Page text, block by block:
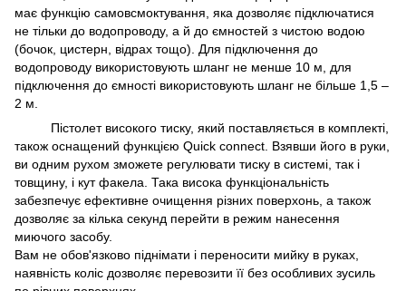
має функцію самовсмоктування, яка дозволяє підключатися
не тільки до водопроводу, а й до ємностей з чистою водою
(бочок, цистерн, відрах тощо). Для підключення до
водопроводу використовують шланг не менше 10 м, для
підключення до ємності використовують шланг не більше 1,5 –
2 м.
Пістолет високого тиску, який поставляється в комплекті,
також оснащений функцією Quick connect. Взявши його в руки,
ви одним рухом зможете регулювати тиску в системі, так і
товщину, і кут факела. Така висока функціональність
забезпечує ефективне очищення різних поверхонь, а також
дозволяє за кілька секунд перейти в режим нанесення
миючого засобу.
Вам не обов'язково піднімати і переносити мийку в руках,
наявність коліс дозволяє перевозити її без особливих зусиль